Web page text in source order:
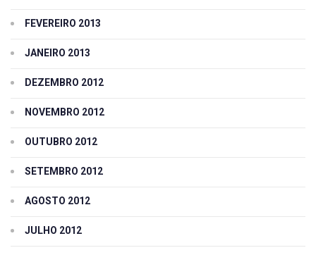
FEVEREIRO 2013
JANEIRO 2013
DEZEMBRO 2012
NOVEMBRO 2012
OUTUBRO 2012
SETEMBRO 2012
AGOSTO 2012
JULHO 2012